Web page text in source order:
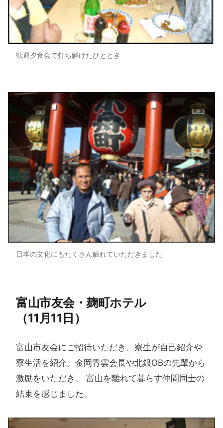
歓迎夕食会で打ち解けたひととき
日本の文化にもたくさん触れていただきました
富山市友会・麹町ホテル​
（11月11日）
富山市友会にご招待いただき、寮生が自己紹介や
寮生活を紹介。金岡青雲会長や北銀OBの先輩から
激励をいただき、 富山を離れて暮らす仲間同士の
結束を感じました。